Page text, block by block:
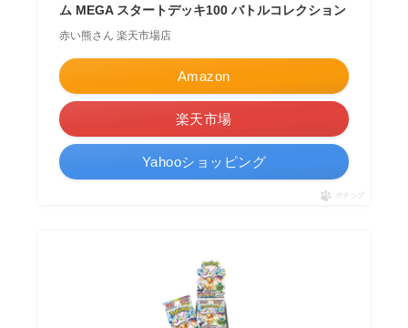
ム MEGA スタートデッキ100 バトルコレクション
赤い熊さん 楽天市場店
Amazon
楽天市場
Yahooショッピング
ポチップ